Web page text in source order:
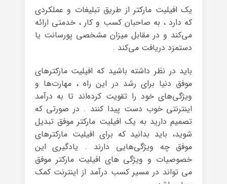
یک افیلیت مارکتر از طریق تبلیغات و عملکردی
که دارد ، به صاحبان کسب و کار ، خدمتی ارائه
می‌کند و در مقابل میزان مشخصی پورسانت یا
دستمزد دریافت می‌کند .
باید در نظر داشته باشید که افیلیت مارکتر‌های
موفق دنیا برای رشد در این راه ، مهارت‌ها و
ویژگی‌های خود را تقویت کرده‌اند تا به درآمد
اینترنتی خوب دست پیدا کنند . در صورتی که
تصمیم دارید به یک افیلیت مارکتر موفق تبدیل
شوید، باید بدانید که برای افیلیت مارکترهای
موفق چه ویژگی‌هایی دارند . یادگیری این
خصوصیات و ویژگی های افیلیت مارکتر موفق
می تواند در مسیر کسب درآمد از اینترنت کمک